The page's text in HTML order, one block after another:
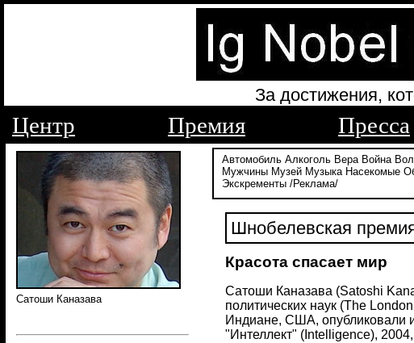
За достижения,
Центр Премия Пресса
Сатоши Каназава
Автомобиль Алкоголь Вера Война
Мужчины Музей Музыка Насекомые
Экскременты /Реклама/
Шнобелевская
Красота спасает мир
Сатоши Каназава (Satoshi
политических наук (The
Индиане, США, опубликовали
"Интеллект" (Intelligence),